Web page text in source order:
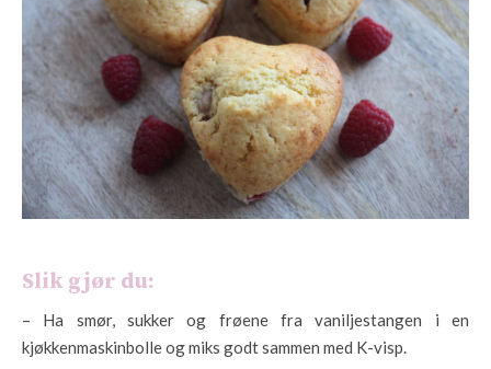
Slik gjør du:
– Ha smør, sukker og frøene fra vaniljestangen i en
kjøkkenmaskinbolle og miks godt sammen med K-visp.